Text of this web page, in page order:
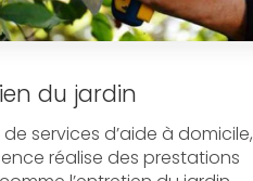
du jardin
services d’aide à domicile,
réalise des prestations